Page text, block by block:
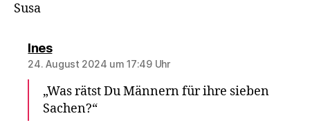
Susa
Inessagt:
24. August 2024 um 17:49 Uhr
„Was rätst Du Männern für ihre sieben
Sachen?“